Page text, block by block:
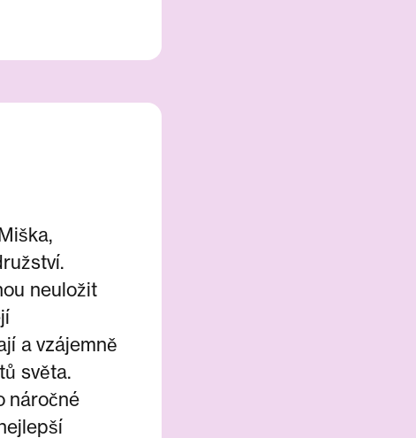
neuložit
a vzájemně
světa.
náročné